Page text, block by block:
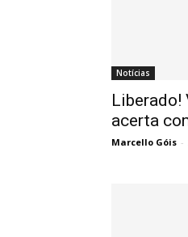
Notícias
Liberado!
acerta
Marcello Góis -